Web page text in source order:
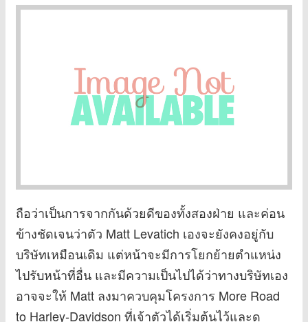
ถือว่าเป็นการจากกันด้วยดีของทั้งสองฝ่าย และค่อน
ข้างชัดเจนว่าตัว Matt Levatich เองจะยังคงอยู่กับ
บริษัทเหมือนเดิม แต่หน้าจะมีการโยกย้ายตำแหน่ง
ไปรับหน้าที่อื่น และมีความเป็นไปได้ว่าทางบริษัทเอง
อาจจะให้ Matt ลงมาควบคุมโครงการ More Road
to Harley-Davidson ที่เจ้าตัวได้เริ่มต้นไว้และดู